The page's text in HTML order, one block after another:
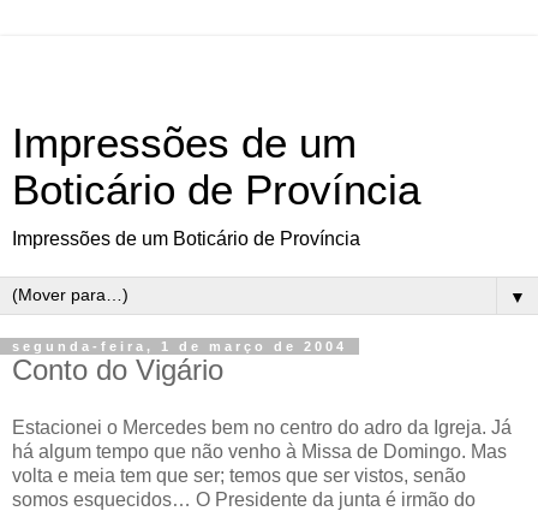
Impressões de um
Boticário de Província
Impressões de um Boticário de Província
▼
segunda-feira, 1 de março de 2004
Conto do Vigário
Estacionei o Mercedes bem no centro do adro da Igreja. Já
há algum tempo que não venho à Missa de Domingo. Mas
volta e meia tem que ser; temos que ser vistos, senão
somos esquecidos… O Presidente da junta é irmão do